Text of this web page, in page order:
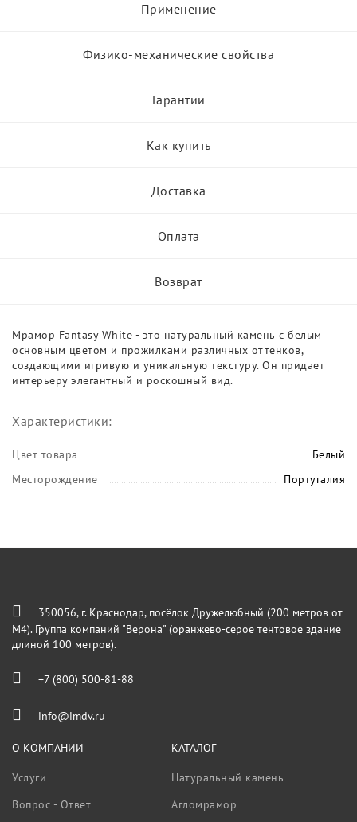
Применение
Физико-механические свойства
Гарантии
Как купить
Доставка
Оплата
Возврат
Мрамор Fantasy White - это натуральный камень с белым
основным цветом и прожилками различных оттенков,
создающими игривую и уникальную текстуру. Он придает
интерьеру элегантный и роскошный вид.
Характеристики:
Цвет товара
Белый
Месторождение
Португалия
350056, г. Краснодар, посёлок Дружелюбный (200 метров от
М4). Группа компаний "Верона" (оранжево-серое тентовое здание
длиной 100 метров).
+7 (800) 500-81-88
info@imdv.ru
О КОМПАНИИ
Услуги
Вопрос - Ответ
КАТАЛОГ
Натуральный камень
Агломрамор